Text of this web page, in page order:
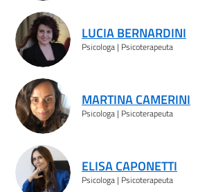
LUCIA BERNARDINI
Psicologa | Psicoterapeuta
MARTINA CAMERINI
Psicologa | Psicoterapeuta
ELISA CAPONETTI
Psicologa | Psicoterapeuta